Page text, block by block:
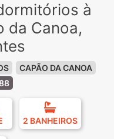
à
da Canoa,
CAPÃO DA CANOA
2 BANHEIROS